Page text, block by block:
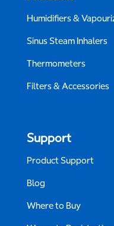
Humidifiers &
Sinus Steam Inhalers
Thermometers
Filters & Accessories
Support
Product Support
Blog
Where to Buy